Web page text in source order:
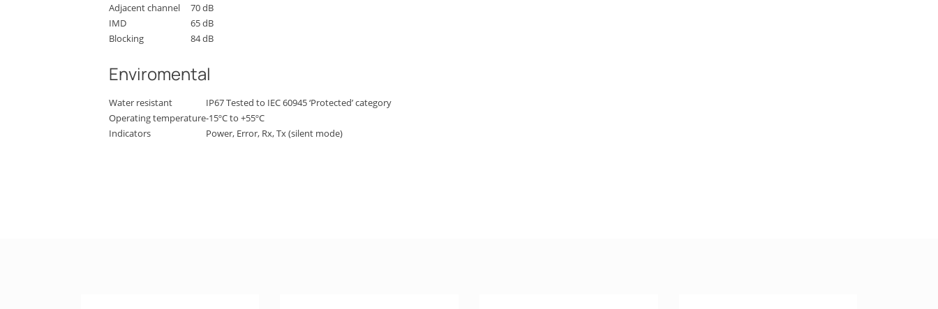
Adjacent channel
70 dB
IMD
65 dB
Blocking
84 dB
Enviromental
Water resistant
IP67 Tested to IEC 60945 ‘Protected’ category
Operating temperature-15ºC to +55ºC
Indicators
Power, Error, Rx, Tx (silent mode)